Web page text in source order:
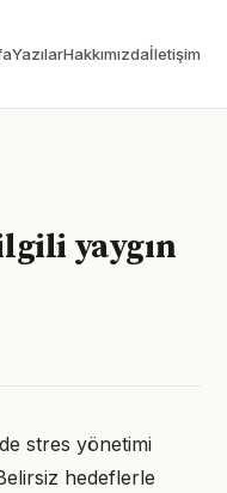
YazılarHakkımızdaİletişim
yaygın
stres yönetimi
hedeflerle